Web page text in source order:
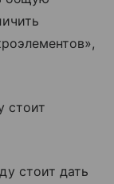
стоит
стоит дать